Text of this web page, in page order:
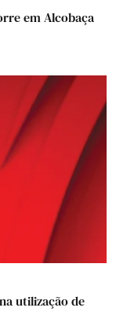
em Alcobaça
utilização de